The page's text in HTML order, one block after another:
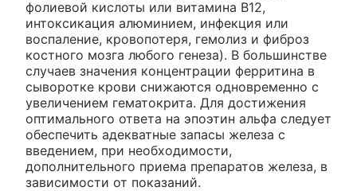
фолиевой кислоты или витамина В12,
интоксикация алюминием, инфекция или
воспаление, кровопотеря, гемолиз и фиброз
костного мозга любого генеза). В большинстве
случаев значения концентрации ферритина в
сыворотке крови снижаются одновременно с
увеличением гематокрита. Для достижения
оптимального ответа на эпоэтин альфа следует
обеспечить адекватные запасы железа с
введением, при необходимости,
дополнительного приема препаратов железа, в
зависимости от показаний.